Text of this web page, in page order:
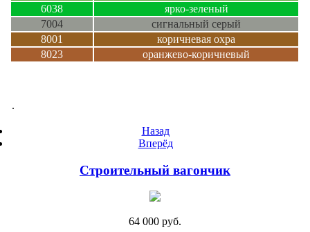
6038
ярко-зеленый
7004
сигнальный серый
8001
коричневая охра
8023
оранжево-коричневый
.
Назад
Вперёд
Строительный вагончик
64 000 руб.